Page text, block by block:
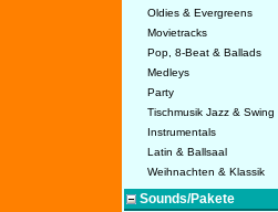
Oldies & Evergreens
Movietracks
Pop, 8-Beat & Ballads
Medleys
Party
Tischmusik Jazz & Swing
Instrumentals
Latin & Ballsaal
Weihnachten & Klassik
Sounds/Pakete